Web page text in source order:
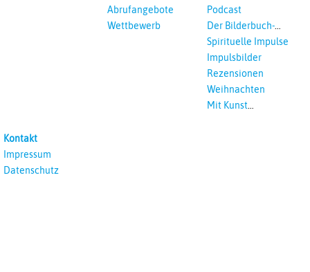
Abrufangebote
Wettbewerb
Podcast
Der Bilderbuch-
Podcast
Spirituelle Impulse
Impulsbilder
Rezensionen
Weihnachten
Mit Kunst
Kontakt
Impressum
Datenschutz